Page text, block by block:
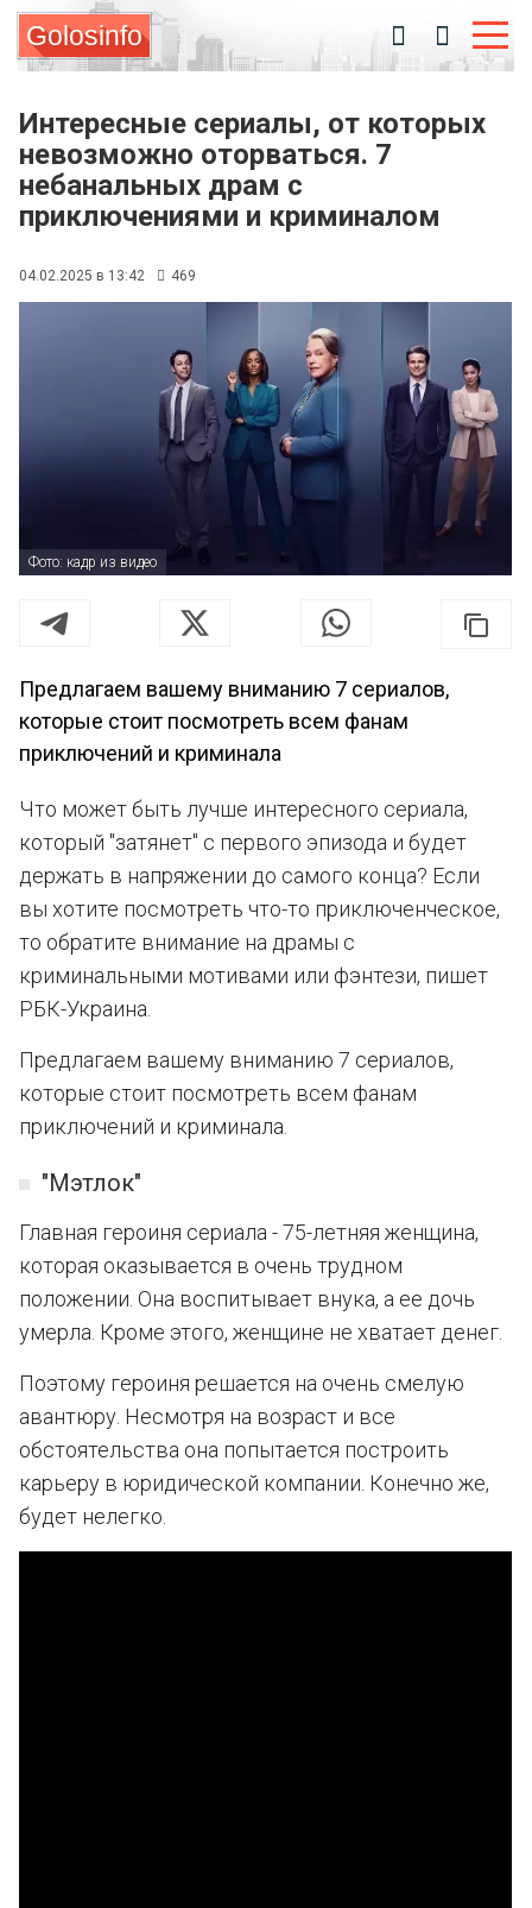
Golosinfo
Интересные сериалы, от которых
невозможно оторваться. 7
небанальных драм с
приключениями и криминалом
04.02.2025 в 13:42 469
Фото: кадр из видео
Предлагаем вашему вниманию 7 сериалов,
которые стоит посмотреть всем фанам
приключений и криминала
Что может быть лучше интересного сериала,
который "затянет" с первого эпизода и будет
держать в напряжении до самого конца? Если
вы хотите посмотреть что-то приключенческое,
то обратите внимание на драмы с
криминальными мотивами или фэнтези, пишет
РБК-Украина.
Предлагаем вашему вниманию 7 сериалов,
которые стоит посмотреть всем фанам
приключений и криминала.
"Мэтлок"
Главная героиня сериала - 75-летняя женщина,
которая оказывается в очень трудном
положении. Она воспитывает внука, а ее дочь
умерла. Кроме этого, женщине не хватает денег.
Поэтому героиня решается на очень смелую
авантюру. Несмотря на возраст и все
обстоятельства она попытается построить
карьеру в юридической компании. Конечно же,
будет нелегко.